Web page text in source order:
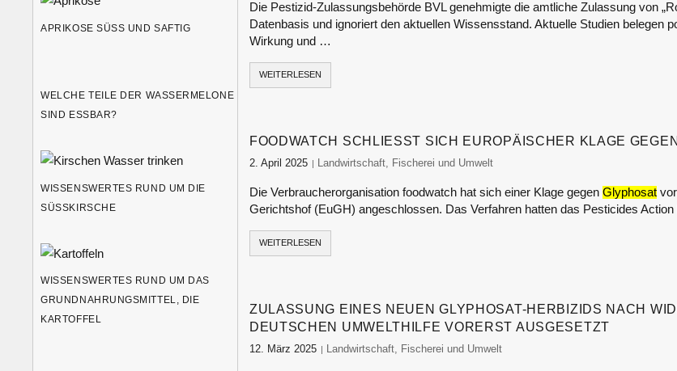
Die Pestizid-Zulassungsbehörde BVL genehmigte die amtliche Zulassung von
Datenbasis und ignoriert den aktuellen Wissensstand. Aktuelle Studien belegen
Wirkung und …
WEITERLESEN
FOODWATCH SCHLIESST SICH EUROPÄISCHER KLAGE GEGEN
2. April 2025 food-monitor
Landwirtschaft, Fischerei und Umwelt
Die Verbraucherorganisation foodwatch hat sich einer Klage gegen Glyphosatvor
Gerichtshof (EuGH) angeschlossen. Das Verfahren hatten das Pesticides
WEITERLESEN
ZULASSUNG EINES NEUEN GLYPHOSAT-HERBIZIDS NACH
DEUTSCHEN UMWELTHILFE VORERST AUSGESETZT
12. März 2025 food-monitor
Landwirtschaft, Fischerei und Umwelt
APRIKOSE SÜSS UND SAFTIG
WELCHE TEILE DER WASSERMELONE
SIND ESSBAR?
WISSENSWERTES RUND UM DIE
SÜSSKIRSCHE
WISSENSWERTES RUND UM DAS
GRUNDNAHRUNGSMITTEL, DIE
KARTOFFEL